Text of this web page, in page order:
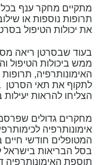
מתקיים מחקר ענף
תרופות נוספות או
את יכולות הטיפול
בעוד שבסרטן ריאה
ממש ביכולות הטיפול
האימונותרפיה,
לתקוף את תאי הסרטן
הצליחו להראות
אימונותרפיה
המטופלים חודשי חיים
בסל הבריאות בישראל
תוספת